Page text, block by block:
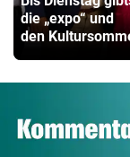
die „expo“ und
den